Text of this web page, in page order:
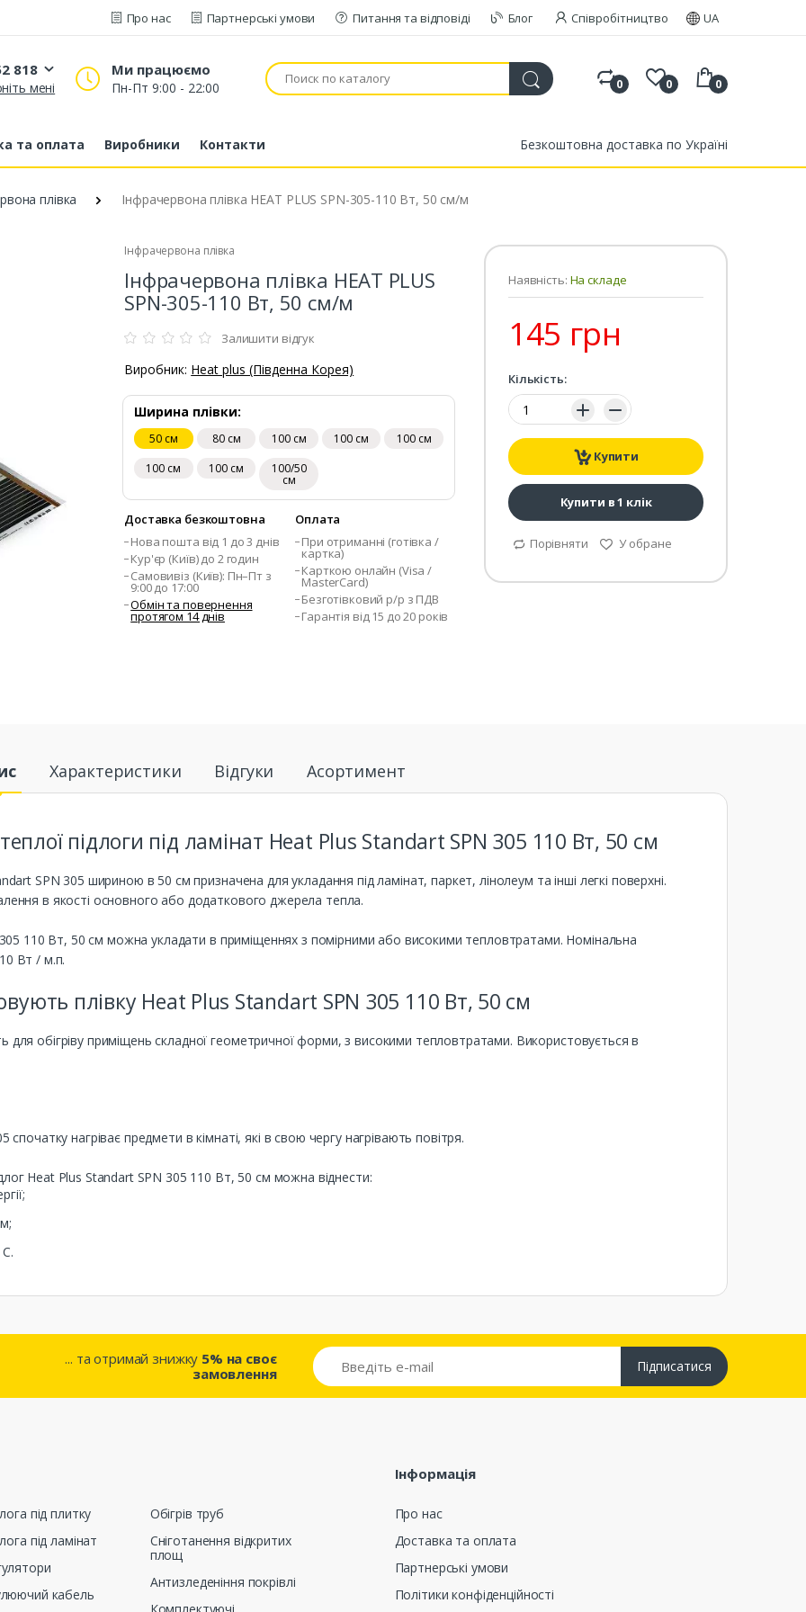
Про нас Партнерські умови Питання та відповіді Блог Співробітництво UA
818
52 818
63 881
мені
Ми працюємо
Пн-Пт 9:00 - 22:00 0 0 0
та оплата Виробники Контакти Безкоштовна доставка по Україні
плівка Інфрачервона плівка HEAT PLUS SPN-305-110 Вт, 50 см/м
Інфрачервона плівка
Інфрачервона плівка HEAT PLUS
SPN-305-110 Вт, 50 см/м
Залишити відгук
Виробник: Heat plus (Південна Корея)
Ширина плівки:
50 см 80 см 100 см 100 см
100 см
100 см
100 см 100/50
см
Доставка безкоштовна
Нова пошта від 1 до 3 днів
Кур'єр (Київ) до 2 годин
Самовивіз (Київ): Пн–Пт з
9:00 до 17:00
Обмін та повернення
протягом 14 днів
Оплата
При отриманні (готівка /
картка)
Карткою онлайн (Visa /
MasterCard)
Безготівковий р/р з ПДВ
Гарантія від 15 до 20 років
Наявність: На складе
145 грн
Кількість:
Кількість:
Купити
Купити в 1 клік
Порівняти У обране
Характеристики Відгуки Асортимент
підлоги під ламінат Heat Plus Standart SPN 305 110 Вт, 50 см
SPN 305 шириною в 50 см призначена для укладання під ламінат, паркет, лінолеум та інші легкі поверхні.
в якості основного або додаткового джерела тепла.
305 110 Вт, 50 см можна укладати в приміщеннях з помірними або високими тепловтратами. Номінальна
Вт / м.п.
плівку Heat Plus Standart SPN 305 110 Вт, 50 см
для обігріву приміщень складної геометричної форми, з високими тепловтратами. Використовується в
нагріває предмети в кімнаті, які в свою чергу нагрівають повітря.
Heat Plus Standart SPN 305 110 Вт, 50 см можна віднести:
... та отримай знижку 5% на своє
замовлення
Підписатися
під плитку
під ламінат
кабель
Обігрів труб
Сніготанення відкритих
площ
Антизледеніння покрівлі
Інформація
Про нас
Доставка та оплата
Партнерські умови
Політики конфіденційності